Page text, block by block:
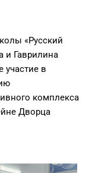
«Русский
и Гаврилина
участие в
комплекса
Дворца